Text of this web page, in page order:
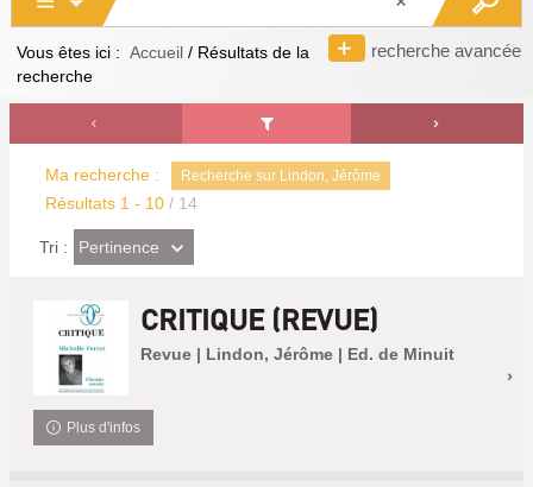
recherche avancée
Vous êtes ici : Accueil / Résultats de la
recherche
Ma recherche : Recherche sur Lindon, Jérôme
Résultats 1 - 10 / 14
Tri : (Effet
imédiat)
Pertinence
CRITIQUE (REVUE)
Revue | Lindon, Jérôme | Ed. de Minuit
Plus d'infos